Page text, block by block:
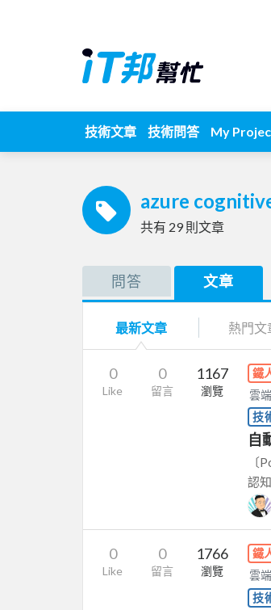
技術文章 技術問答 My
azure
共有 29 則文章
問答 文章
最新文章 熱門文
0
Like
0
留言
1167
瀏覽
鐵
雲
技
自
〔
認
0
Like
0
留言
1766
瀏覽
鐵
雲
技